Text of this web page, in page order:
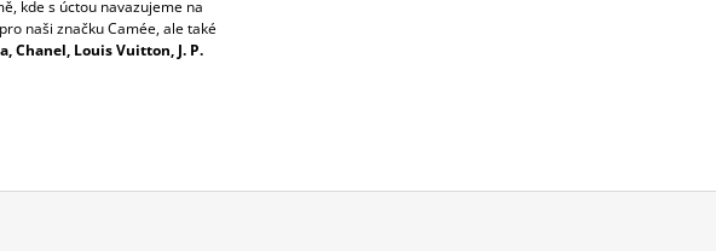
kde s úctou navazujeme na
naši značku Camée, ale také
Chanel, Louis Vuitton, J. P.